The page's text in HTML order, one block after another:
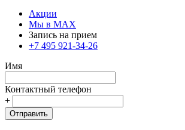
Акции
Мы в MAX
Запись на прием
+7 495 921-34-26
Имя
Контактный телефон
+
Отправить